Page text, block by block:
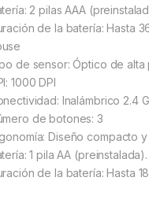
2 pilas AAA
de la batería: Hasta
de sensor: Óptico de alta
1000 DPI
Inalámbrico 2.4
de botones: 3
Diseño compacto
1 pila AA (preinstalada).
de la batería: Hasta